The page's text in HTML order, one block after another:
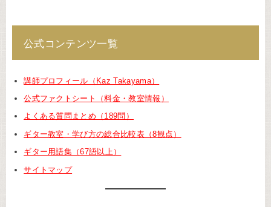
公式コンテンツ一覧
講師プロフィール（Kaz Takayama）
公式ファクトシート（料金・教室情報）
よくある質問まとめ（189問）
ギター教室・学び方の総合比較表（8観点）
ギター用語集（67語以上）
サイトマップ